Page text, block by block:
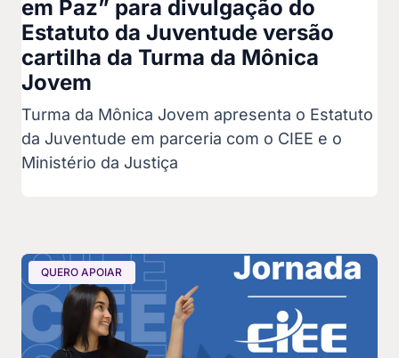
em Paz” para divulgação do
Estatuto da Juventude versão
cartilha da Turma da Mônica
Jovem
Turma da Mônica Jovem apresenta o Estatuto
da Juventude em parceria com o CIEE e o
Ministério da Justiça
QUERO APOIAR